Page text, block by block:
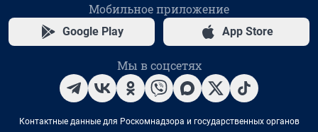
Мобильное приложение
Google Play App Store
Мы в соцсетях
Контактные данные для Роскомнадзора и государственных органов